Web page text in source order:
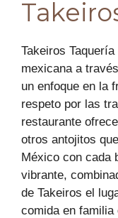
Takeiros
mexicana a
un enfoque en la
respeto por las
restaurante
otros antojitos
México con cada
vibrante,
de Takeiros el
comida en